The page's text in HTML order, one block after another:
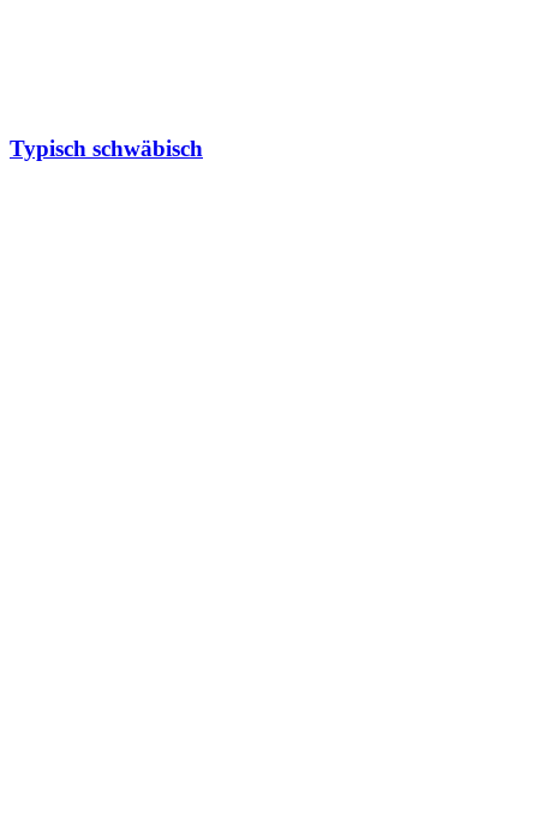
Typisch schwäbisch